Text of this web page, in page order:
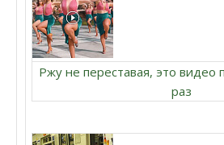
Ржу не переставая, это видео
раз